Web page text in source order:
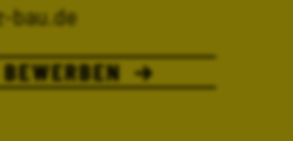
bau.de